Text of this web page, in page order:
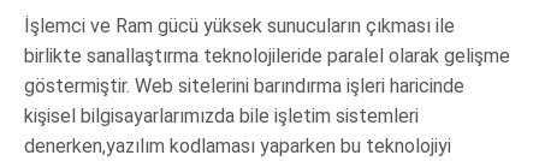
İşlemci ve Ram gücü yüksek sunucuların çıkması ile
birlikte sanallaştırma teknolojileride paralel olarak gelişme
göstermiştir. Web sitelerini barındırma işleri haricinde
kişisel bilgisayarlarımızda bile işletim sistemleri
denerken,yazılım kodlaması yaparken bu teknolojiyi